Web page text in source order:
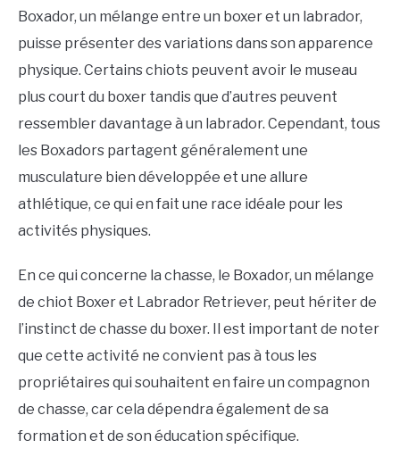
Boxador, un mélange entre un boxer et un labrador,
puisse présenter des variations dans son apparence
physique. Certains chiots peuvent avoir le museau
plus court du boxer tandis que d’autres peuvent
ressembler davantage à un labrador. Cependant, tous
les Boxadors partagent généralement une
musculature bien développée et une allure
athlétique, ce qui en fait une race idéale pour les
activités physiques.
En ce qui concerne la chasse, le Boxador, un mélange
de chiot Boxer et Labrador Retriever, peut hériter de
l’instinct de chasse du boxer. Il est important de noter
que cette activité ne convient pas à tous les
propriétaires qui souhaitent en faire un compagnon
de chasse, car cela dépendra également de sa
formation et de son éducation spécifique.